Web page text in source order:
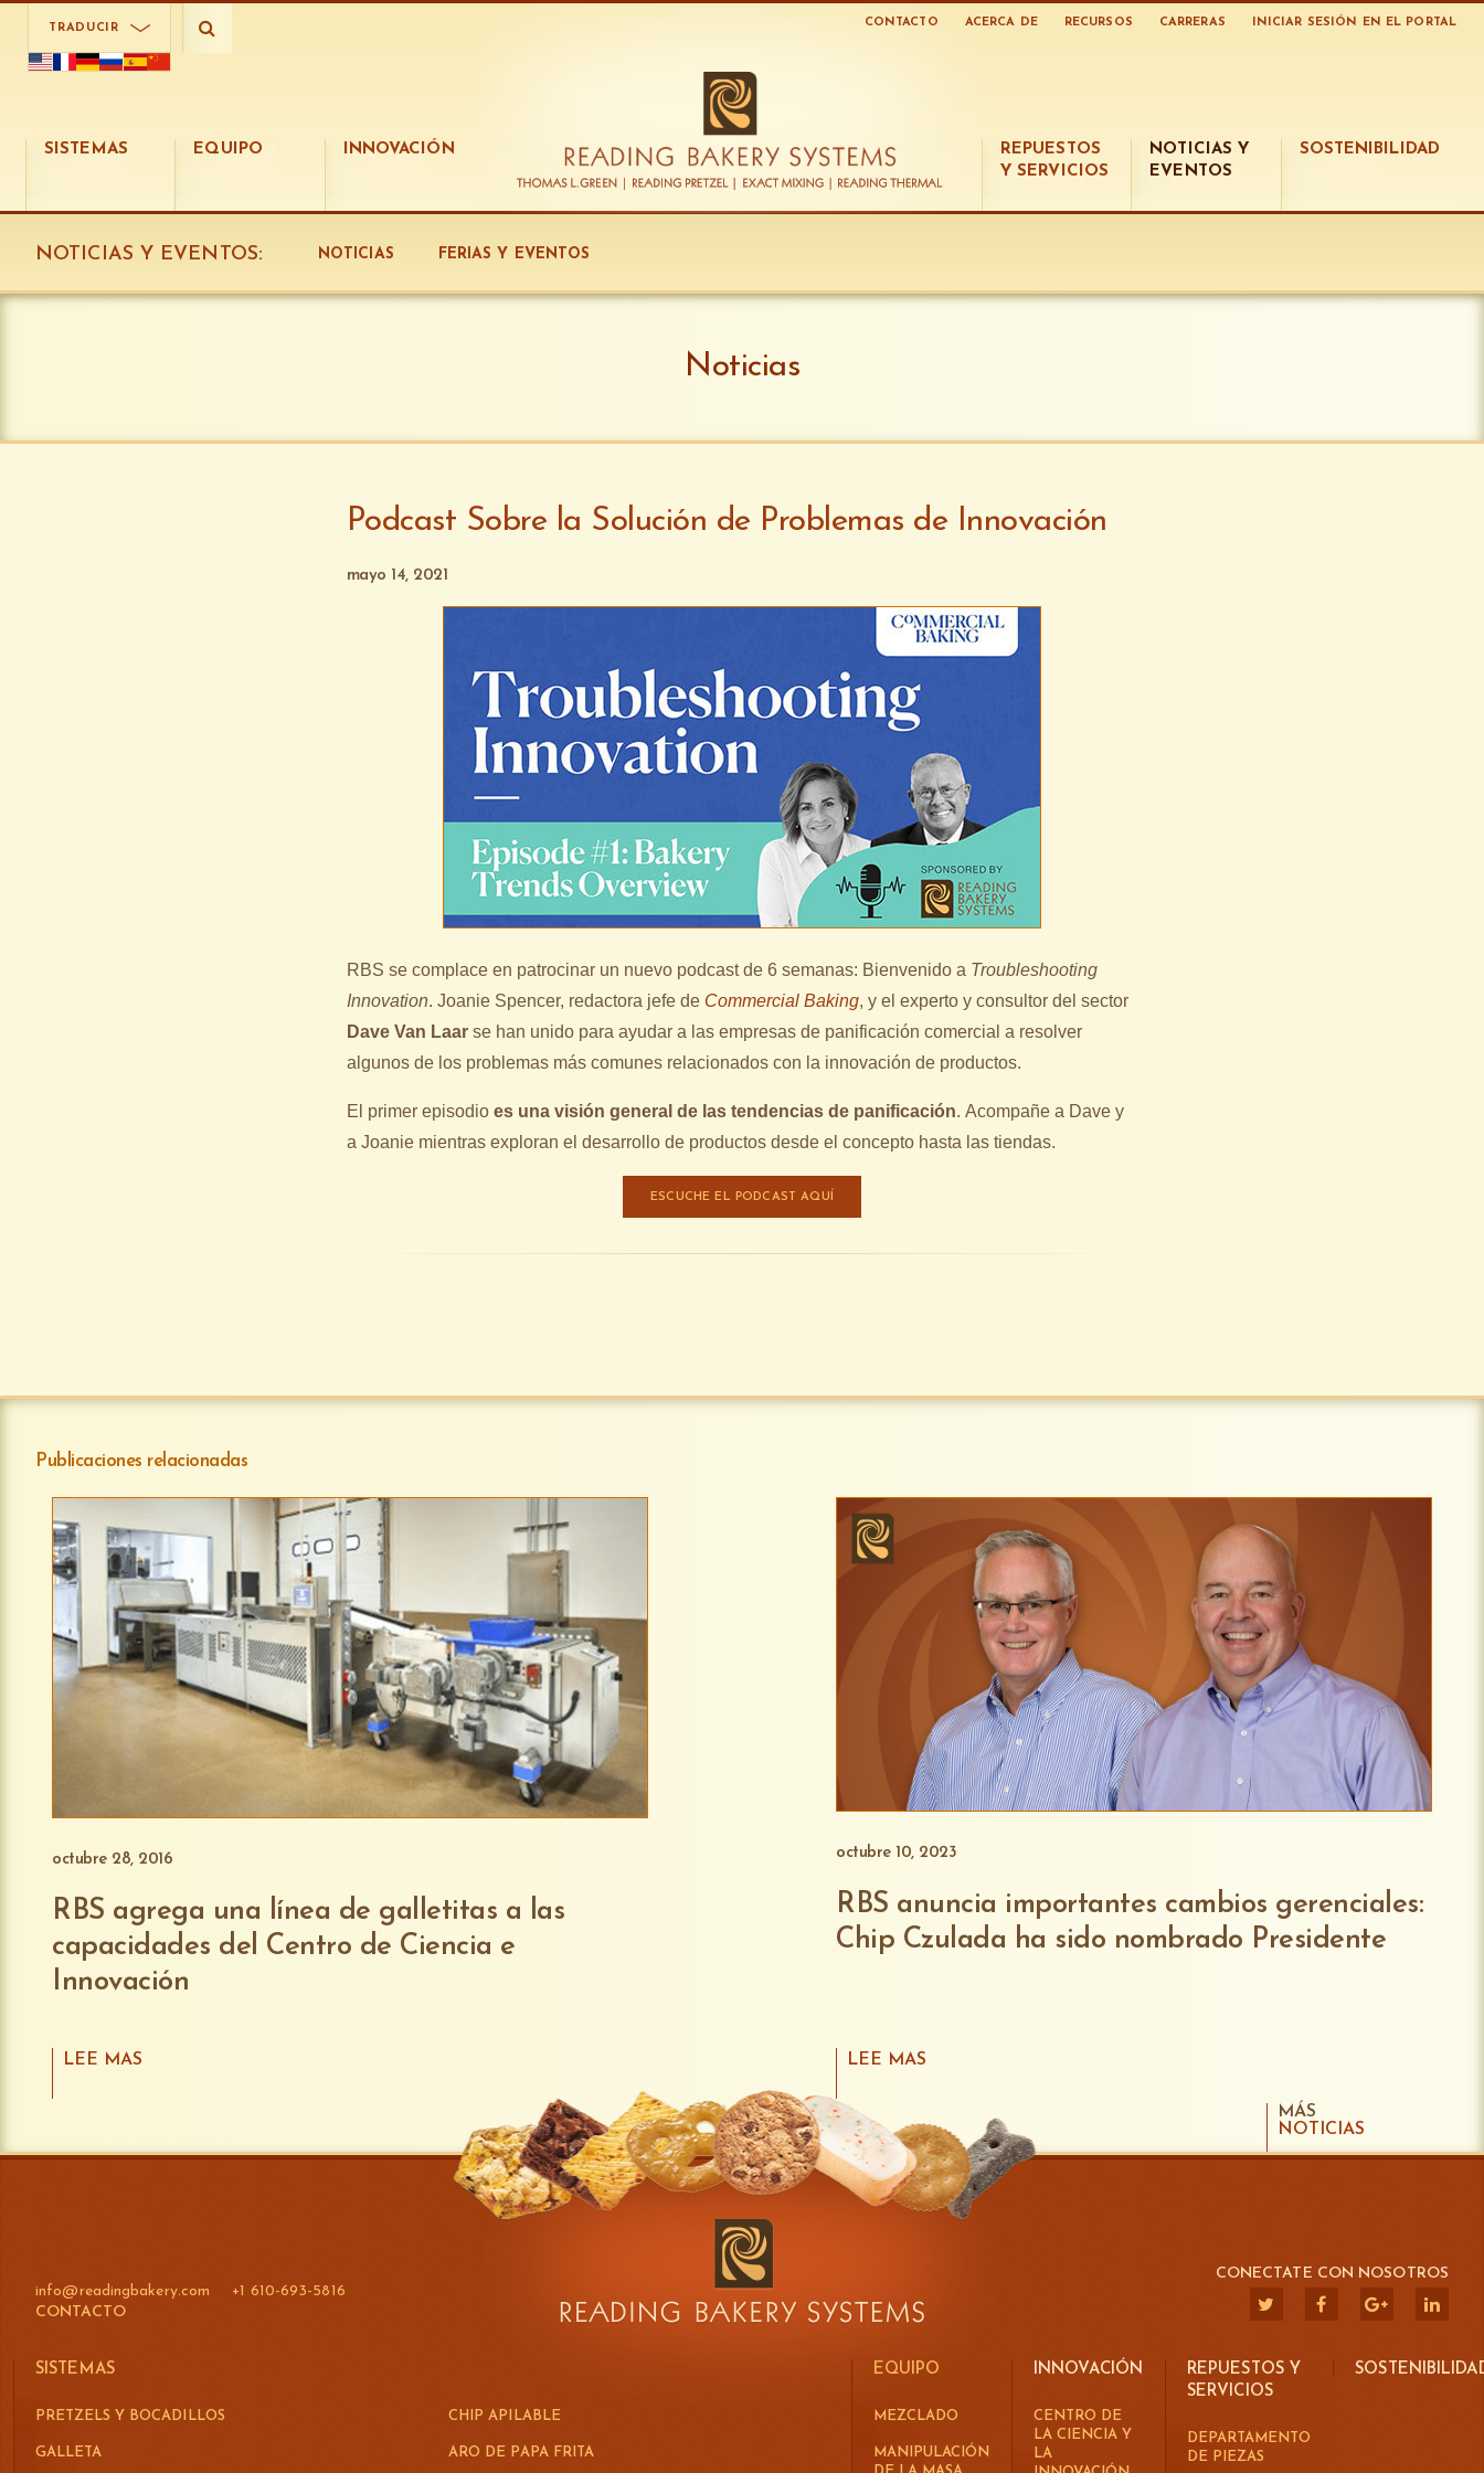
TRADUCIR CONTACTO ACERCA DE RECURSOS CARRERAS INICIAR SESIÓN EN EL PORTAL
SISTEMAS EQUIPO INNOVACIÓN
REPUESTOS
Y SERVICIOS
NOTICIAS Y
EVENTOS
SOSTENIBILIDAD
NOTICIAS Y EVENTOS: NOTICIAS FERIAS Y EVENTOS
Noticias
Podcast Sobre la Solución de Problemas de Innovación
mayo 14, 2021
RBS se complace en patrocinar un nuevo podcast de 6 semanas: Bienvenido a Troubleshooting
Innovation. Joanie Spencer, redactora jefe de Commercial Baking, y el experto y consultor del sector
Dave Van Laarse han unido para ayudar a las empresas de panificación comercial a resolver
algunos de los problemas más comunes relacionados con la innovación de productos.
El primer episodio es una visión general de las tendencias de panificación. Acompañe a Dave y
a Joanie mientras exploran el desarrollo de productos desde el concepto hasta las tiendas.
ESCUCHE EL PODCAST AQUÍ
Publicaciones relacionadas
octubre 28, 2016
RBS agrega una línea de galletitas a las
capacidades del Centro de Ciencia e
Innovación
LEE MAS
octubre 10, 2023
RBS anuncia importantes cambios gerenciales:
Chip Czulada ha sido nombrado Presidente
LEE MAS
MÁS
NOTICIAS
info@readingbakery.com
+1 610-693-5816
CONTACTO
CONECTATE CON NOSOTROS
SISTEMAS
PRETZELS Y BOCADILLOS
GALLETA
CHIP APILABLE
ARO DE PAPA FRITA
EQUIPO
MEZCLADO
MANIPULACIÓN
INNOVACIÓN
CENTRO DE
LA CIENCIA Y
LA
REPUESTOS Y
SERVICIOS
DEPARTAMENTO
DE PIEZAS